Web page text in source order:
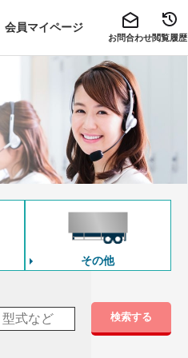
会員マイページ
お問合わせ閲覧履歴
その他
検索する